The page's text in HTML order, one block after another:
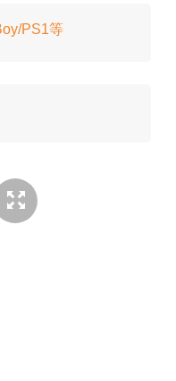
PS1等